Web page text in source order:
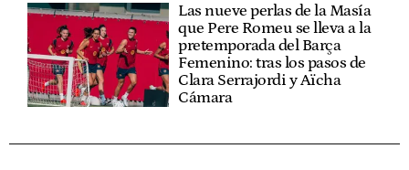
Las nueve perlas de la Masía
que Pere Romeu se lleva a la
pretemporada del Barça
Femenino: tras los pasos de
Clara Serrajordi y Aïcha
Cámara